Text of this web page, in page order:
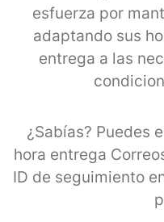
esfuerza por
adaptando sus
entrega a las
¿Sabías? Puedes
hora entrega
ID de seguimiento